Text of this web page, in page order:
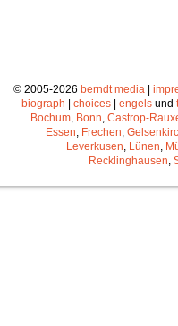
© 2005-2026 berndt media |
biograph | choices | engels und
Bochum Bonn Castrop-
Essen Frechen
Leverkusen Lünen
Recklinghausen